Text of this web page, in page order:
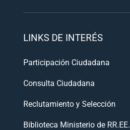
LINKS DE INTERÉS
Participación Ciudadana
Consulta Ciudadana
Reclutamiento y Selección
Biblioteca Ministerio de RR.EE.